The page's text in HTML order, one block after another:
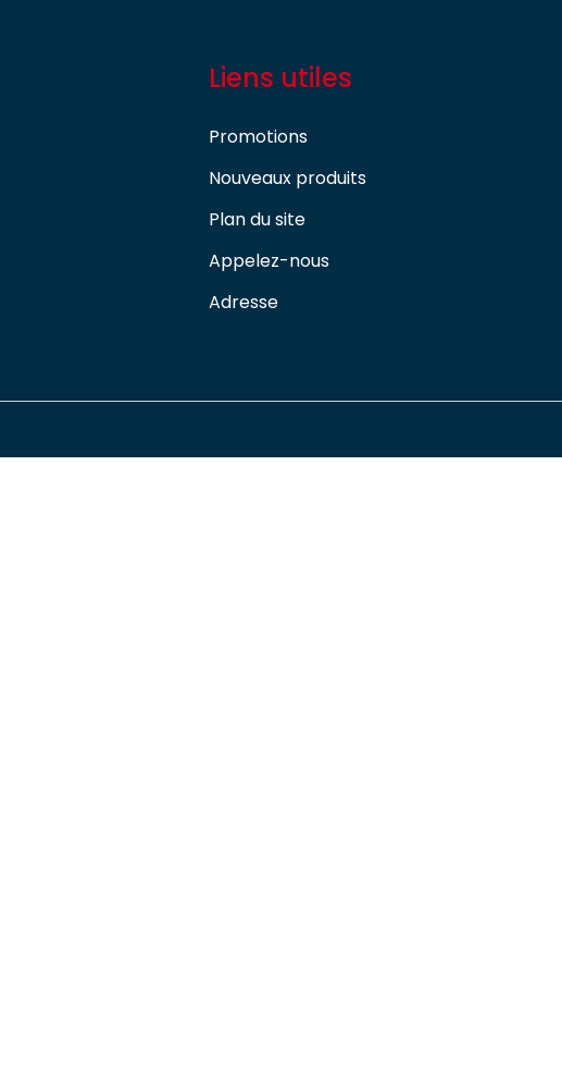
Liens utiles
Promotions
Nouveaux produits
Plan du site
Appelez-nous
Adresse